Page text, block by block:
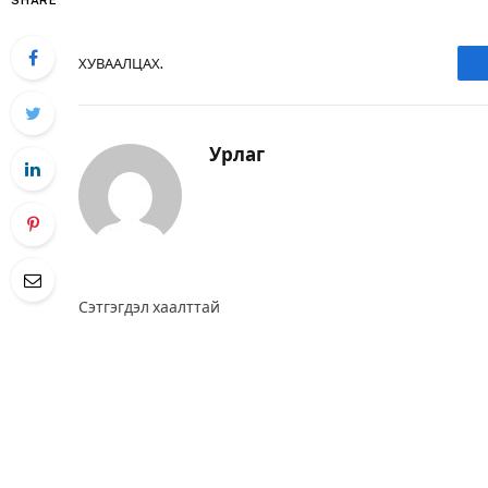
ХУВААЛЦАХ.
Урлаг
Сэтгэгдэл хаалттай